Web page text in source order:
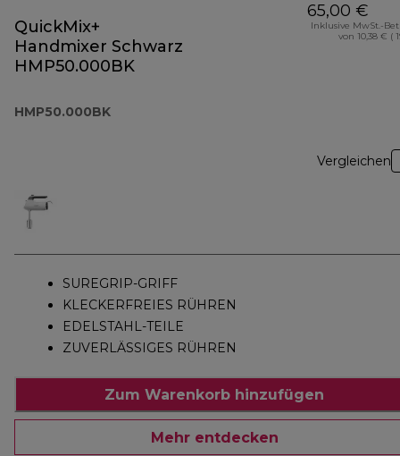
QuickMix+
Handmixer Schwarz
HMP50.000BK
HMP50.000BK
65,00 €
Inklusive MwSt.-
von 10,38 € (
Vergleichen
SUREGRIP-GRIFF
KLECKERFREIES RÜHREN
EDELSTAHL-TEILE
ZUVERLÄSSIGES RÜHREN
Zum Warenkorb hinzufügen
Mehr entdecken